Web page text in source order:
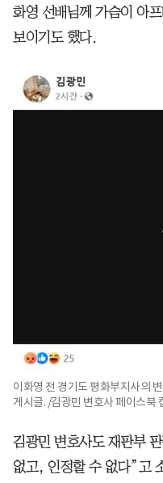
화영 선배님께 가슴이 아
보이기도 했다.
이화영 전 경기도 평화부지사의
게시글. /김광민 변호사 페이스북
김광민 변호사도 재판부
없고, 인정할 수 없다”고